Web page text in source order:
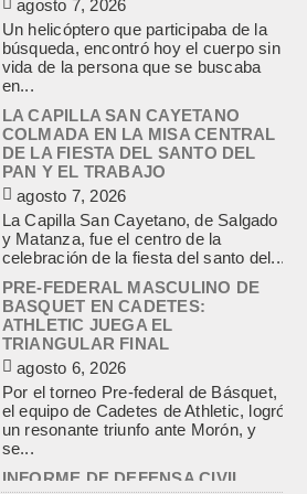
agosto 7, 2026
La Capilla San Cayetano, de Salgado
y Matanza, fue el centro de la
celebración de la fiesta del santo del...
PRE-FEDERAL MASCULINO DE
BASQUET EN CADETES:
ATHLETIC JUEGA EL
TRIANGULAR FINAL
agosto 6, 2026
Por el torneo Pre-federal de Básquet,
el equipo de Cadetes de Athletic, logró
un resonante triunfo ante Morón, y
se...
INFORME DE DEFENSA CIVIL
LOBOS, COLABORACION EN LA
BUSQUEDA DE UNA PERSONA EN
EL ARROYO SALADILLO
agosto 5, 2026
En las primeras horas de la tarde del
martes, el Intendente Jorge
Etcheverry recibió, por parte de su
par de...